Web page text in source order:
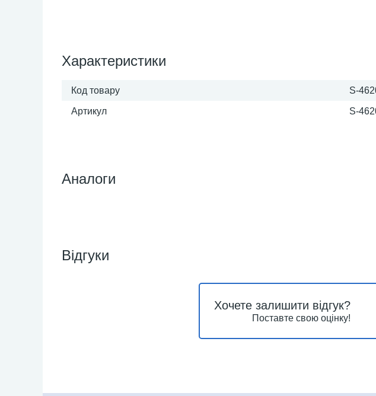
Характеристики
Код товару S-
Артикул S-
Аналоги
Відгуки
Хочете залишити відгук?
Поставте свою оцінку!